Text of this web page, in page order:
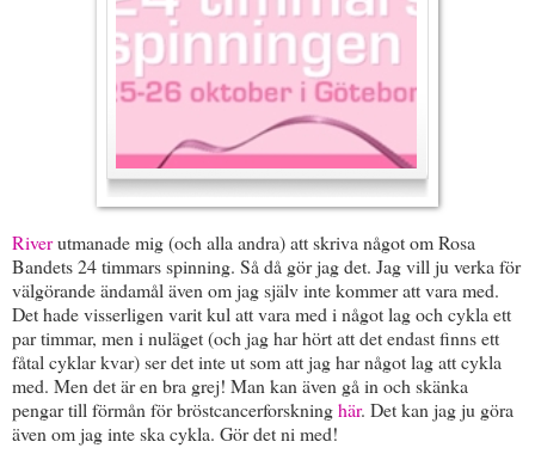
Riverutmanade mig (och alla andra) att skriva något om Rosa
Bandets 24 timmars spinning. Så då gör jag det. Jag vill ju verka för
välgörande ändamål även om jag själv inte kommer att vara med.
Det hade visserligen varit kul att vara med i något lag och cykla ett
par timmar, men i nuläget (och jag har hört att det endast finns ett
fåtal cyklar kvar) ser det inte ut som att jag har något lag att cykla
med. Men det är en bra grej! Man kan även gå in och skänka
pengar till förmån för bröstcancerforskninghär. Det kan jag ju göra
även om jag inte ska cykla. Gör det ni med!